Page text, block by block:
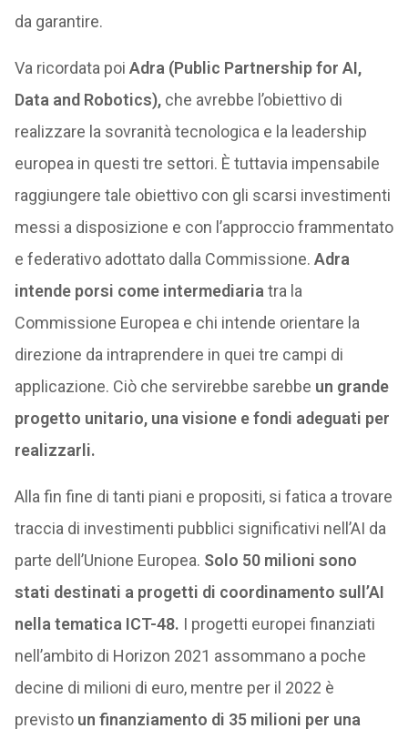
da garantire.
Va ricordata poi Adra (Public Partnership for AI,
Data and Robotics),che avrebbe l’obiettivo di
realizzare la sovranità tecnologica e la leadership
europea in questi tre settori. È tuttavia impensabile
raggiungere tale obiettivo con gli scarsi investimenti
messi a disposizione e con l’approccio frammentato
e federativo adottato dalla Commissione. Adra
intende porsi come intermediaria tra la
Commissione Europea e chi intende orientare la
direzione da intraprendere in quei tre campi di
applicazione. Ciò che servirebbe sarebbe un grande
progetto unitario, una visione e fondi adeguati per
realizzarli.
Alla fin fine di tanti piani e propositi, si fatica a trovare
traccia di investimenti pubblici significativi nell’AI da
parte dell’Unione Europea. Solo 50 milioni sono
stati destinati a progetti di coordinamento sull’AI
nella tematica ICT-48. I progetti europei finanziati
nell’ambito di Horizon 2021 assommano a poche
decine di milioni di euro, mentre per il 2022 è
previsto un finanziamento di 35 milioni per una